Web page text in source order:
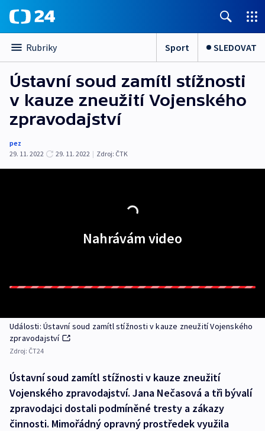
Rubriky Sport SLEDOVAT
Ústavní soud zamítl stížnosti
v kauze zneužití Vojenského
zpravodajství
pez
29. 11. 2022
29. 11. 2022 | Zdroj: ČTK
Nahrávám video
Události: Ústavní soud zamítl stížnosti v kauze zneužití Vojenského
zpravodajství
Zdroj: ČT24
Ústavní soud zamítl stížnosti v kauze zneužití
Vojenského zpravodajství. Jana Nečasová a tři bývalí
zpravodajci dostali podmíněné tresty a zákazy
činnosti. Mimořádný opravný prostředek využila